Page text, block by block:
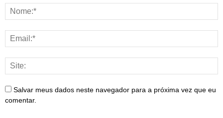
Salvar meus dados neste navegador para a próxima vez que eu
comentar.